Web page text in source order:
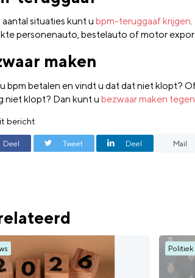
aantal situaties kunt u bpm-teruggaaf krijgen
personenauto, bestelauto of motor
maken
bpm betalen en vindt u dat dat niet klopt?
niet klopt? Dan kunt u bezwaar maken
bericht
Deel Tweet Deel Mail
Politiek